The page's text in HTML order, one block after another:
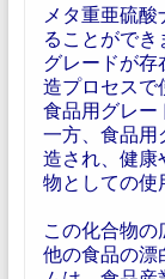
メタ重亜硫
ることがで
グレードが存
造プロセスで
食品用グレー
一方、食品用
造され、健康
物としての使
この化合物
他の食品の漂